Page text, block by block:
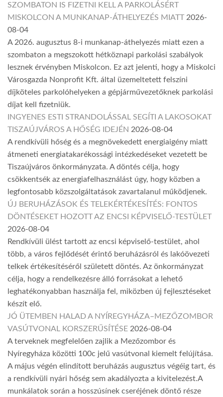
SZOMBATON IS FIZETNI KELL A PARKOLÁSÉRT
MISKOLCON A MUNKANAP-ÁTHELYEZÉS MIATT 2026-
08-04
A 2026. augusztus 8-i munkanap-áthelyezés miatt ezen a
szombaton a megszokott hétköznapi parkolási szabályok
lesznek érvényben Miskolcon. Ez azt jelenti, hogy a Miskolci
Városgazda Nonprofit Kft. által üzemeltetett felszíni
díjköteles parkolóhelyeken a gépjárművezetőknek parkolási
díjat kell fizetniük.
INGYENES ESTI STRANDOLÁSSAL SEGÍTI A LAKOSOKAT
TISZAÚJVÁROS A HŐSÉG IDEJÉN 2026-08-04
A rendkívüli hőség és a megnövekedett energiaigény miatt
átmeneti energiatakarékossági intézkedéseket vezetett be
Tiszaújváros önkormányzata. A döntés célja, hogy
csökkentsék az energiafelhasználást úgy, hogy közben a
legfontosabb közszolgáltatások zavartalanul működjenek.
ÚJ BERUHÁZÁSOK ÉS TELEKÉRTÉKESÍTÉS: FONTOS
DÖNTÉSEKET HOZOTT AZ ENCSI KÉPVISELŐ-TESTÜLET
2026-08-04
Rendkívüli ülést tartott az encsi képviselő-testület, ahol
több, a város fejlődését érintő beruházásról és lakóövezeti
telkek értékesítéséről született döntés. Az önkormányzat
célja, hogy a rendelkezésre álló forrásokat a lehető
leghatékonyabban használja fel, miközben új fejlesztéseket
készít elő.
JÓ ÜTEMBEN HALAD A NYÍREGYHÁZA–MEZŐZOMBOR
VASÚTVONAL KORSZERŰSÍTÉSE 2026-08-04
A terveknek megfelelően zajlik a Mezőzombor és
Nyíregyháza közötti 100c jelű vasútvonal kiemelt felújítása.
A május végén elindított beruházás augusztus végéig tart, és
a rendkívüli nyári hőség sem akadályozta a kivitelezést.A
munkálatok során a hosszúsínek cseréjének döntő része